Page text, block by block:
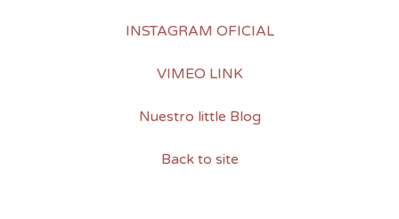
INSTAGRAM OFICIAL
VIMEO LINK
Nuestro little Blog
Back to site